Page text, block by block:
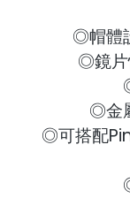
◎帽體
◎鏡片
◎金
◎可搭配